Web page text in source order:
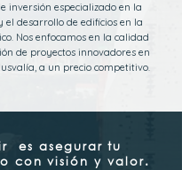
inversión especializado en la
el desarrollo de edificios en la
Nos enfocamos en la calidad
de proyectos innovadores en
a un precio competitivo.
es asegurar tu
con visión y valor.